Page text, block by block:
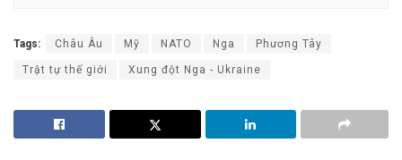
Tags: Châu Âu Mỹ NATO Nga Phương Tây
Trật tự thế giới Xung đột Nga - Ukraine